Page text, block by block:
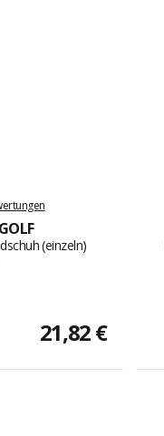
(einzeln)
21,82 €